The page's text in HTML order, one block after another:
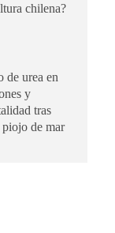
chilena?
de urea en
y
tras
piojo de mar